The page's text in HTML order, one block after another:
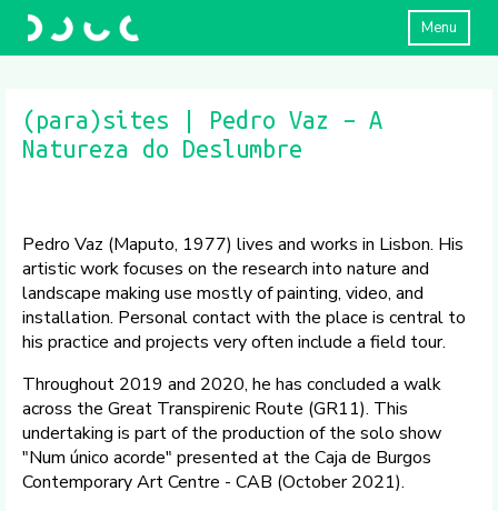
Menu
(para)sites | Pedro Vaz – A
Natureza do Deslumbre
Pedro Vaz (Maputo, 1977) lives and works in Lisbon. His
artistic work focuses on the research into nature and
landscape making use mostly of painting, video, and
installation. Personal contact with the place is central to
his practice and projects very often include a field tour.
Throughout 2019 and 2020, he has concluded a walk
across the Great Transpirenic Route (GR11). This
undertaking is part of the production of the solo show
"Num único acorde" presented at the Caja de Burgos
Contemporary Art Centre - CAB (October 2021).